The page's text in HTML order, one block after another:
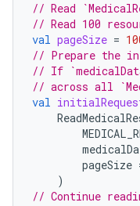
// Read
// Read 100
val pageSize =
// Prepare the
// If
// across all
val
pageSize
)
// Continue